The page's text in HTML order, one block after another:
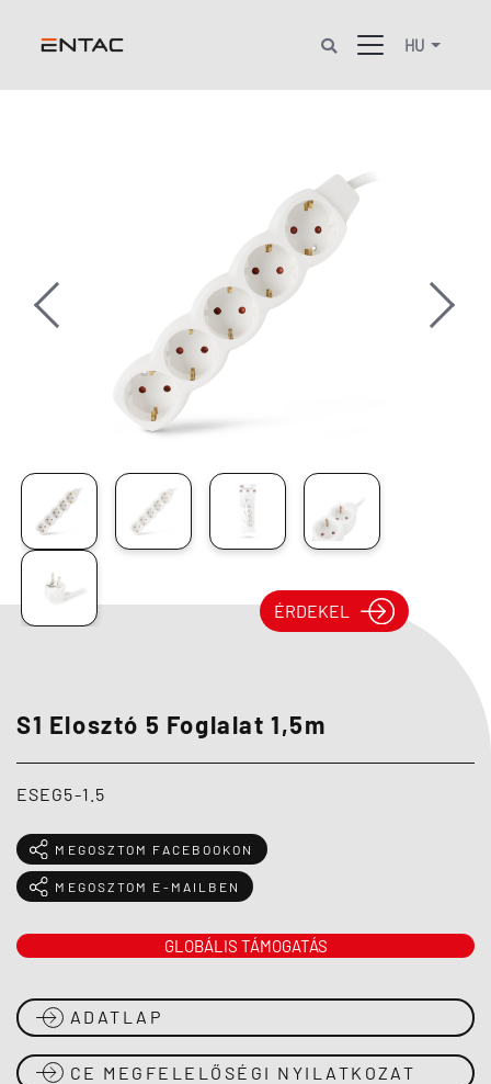
HU
Previous Next
ÉRDEKEL
S1 Elosztó 5 Foglalat 1,5m
ESEG5-1.5
MEGOSZTOM FACEBOOKON
MEGOSZTOM E-MAILBEN
GLOBÁLIS TÁMOGATÁS
ADATLAP
CE MEGFELELŐSÉGI NYILATKOZAT